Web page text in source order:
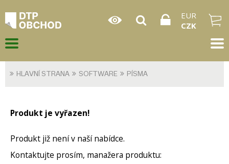
EUR
CZK
HLAVNÍ STRANA SOFTWARE PÍSMA
Produkt je vyřazen!
Produkt již není v naší nabídce.
Kontaktujte prosím, manažera produktu: